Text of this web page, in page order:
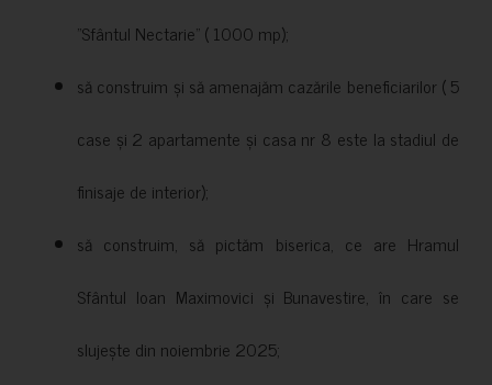
”Sfântul Nectarie” ( 1000 mp);
să construim și să amenajăm cazările beneficiarilor ( 5
case și 2 apartamente și casa nr 8 este la stadiul de
finisaje de interior);
să construim, să pictăm biserica, ce are Hramul
Sfântul Ioan Maximovici și Bunavestire, în care se
slujește din noiembrie 2025;